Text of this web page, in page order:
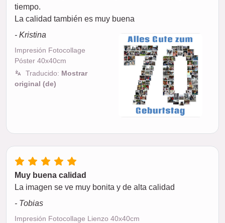
tiempo.
La calidad también es muy buena
- Kristina
Impresión Fotocollage
Póster 40x40cm
Traducido: Mostrar
original (de)
Muy buena calidad
La imagen se ve muy bonita y de alta calidad
- Tobias
Impresión Fotocollage Lienzo 40x40cm